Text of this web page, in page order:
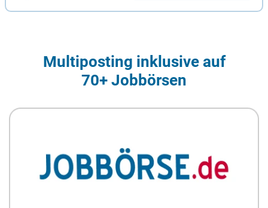
Multiposting inklusive auf
70+ Jobbörsen